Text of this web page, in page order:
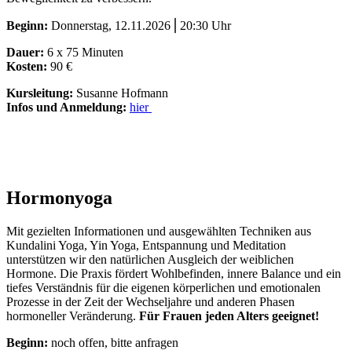
Beginn: Donnerstag, 12.11.2026⎪20:30 Uhr
Dauer: 6 x 75 Minuten
Kosten: 90 €
Kursleitung: Susanne Hofmann
Infos und Anmeldung: hier
Hormonyoga
Mit gezielten Informationen und ausgewählten Techniken aus
Kundalini Yoga, Yin Yoga, Entspannung und Meditation
unterstützen wir den natürlichen Ausgleich der weiblichen
Hormone. Die Praxis fördert Wohlbefinden, innere Balance und ein
tiefes Verständnis für die eigenen körperlichen und emotionalen
Prozesse in der Zeit der Wechseljahre und anderen Phasen
hormoneller Veränderung. Für Frauen jeden Alters geeignet!
Beginn: noch offen, bitte anfragen